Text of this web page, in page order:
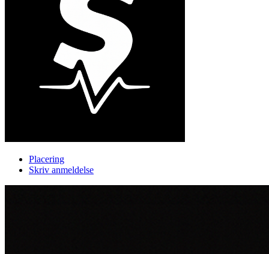
Placering
Skriv anmeldelse